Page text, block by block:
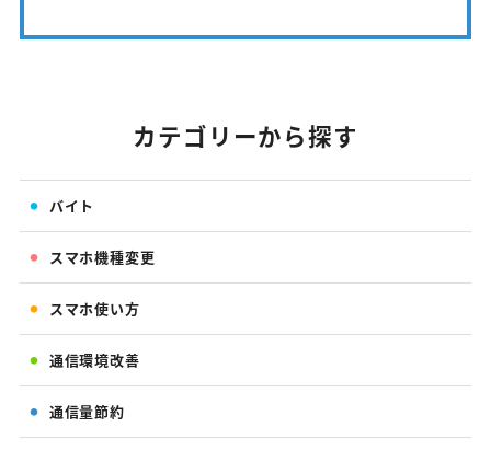
カテゴリーから探す
バイト
スマホ機種変更
スマホ使い方
通信環境改善
通信量節約